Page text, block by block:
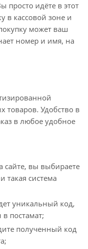
просто идёте в этот
в кассовой зоне и
может ваш
номер и имя, на
товаров. Удобство в
в любое удобное
сайте, вы выбираете
такая система
уникальный код,
в постамат;
полученный код